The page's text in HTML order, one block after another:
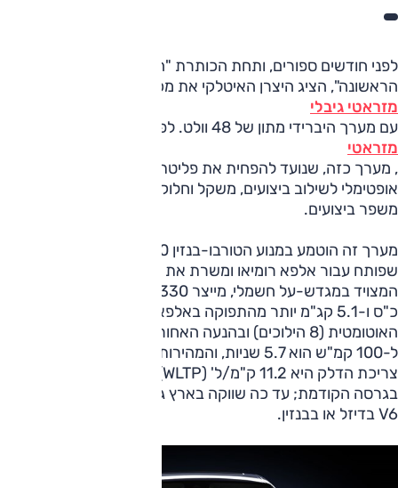
לפני חודשים ספורים, ותחת הכותרת "המזראטי המחושמלת
הראשונה", הציג היצרן האיטלקי את מכונית הסלון
מזראטי גיבלי
עם מערך היברידי מתון של 48 וולט. לפי
מזראטי
, מערך כזה, שנועד להפחית את פליטת הזיהום של המנוע, הוא
אופטימלי לשילוב ביצועים, משקל וחלוקתו, ואנשיה מציינים כי
משפר ביצועים.
שפותח עבור אלפא רומיאו ומשרת את ג'וליה וסטלביו. המנוע,
כ"ס ו-5.1 קג"מ יותר מהתפוקה באלפא). אין שינוי בתיבה
V6 בדיזל או בבנזין.